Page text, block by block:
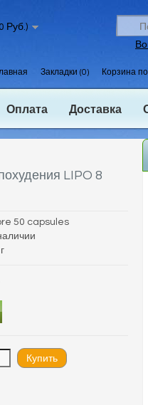
Руб.)
Закладки (0) Корзина
Оплата Доставка
LIPO 8
50 capsules